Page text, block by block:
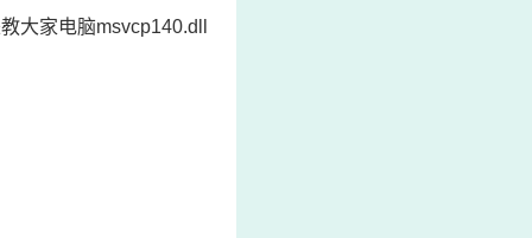
大家电脑msvcp140.dll